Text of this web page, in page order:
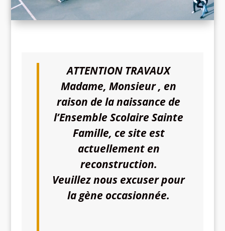
ATTENTION TRAVAUX
Madame, Monsieur , en
raison de la naissance de
l’Ensemble Scolaire Sainte
Famille, ce site est
actuellement en
reconstruction.
Veuillez nous excuser pour
la gène occasionnée.